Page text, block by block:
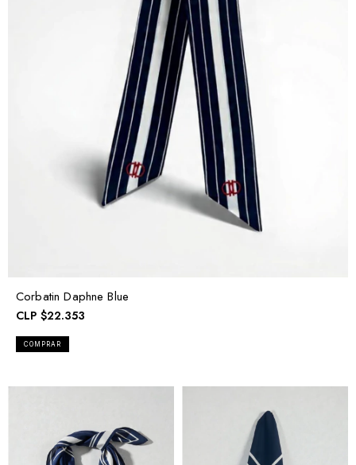
Corbatin Daphne Blue
CLP $22.353